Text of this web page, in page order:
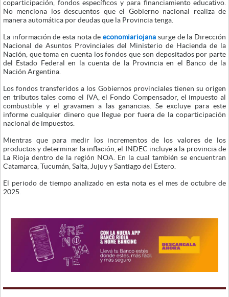
coparticipación, fondos específicos y para financiamiento educativo.
No menciona los descuentos que el Gobierno nacional realiza de
manera automática por deudas que la Provincia tenga.
La información de esta nota deeconomiariojana surge de la Dirección
Nacional de Asuntos Provinciales del Ministerio de Hacienda de la
Nación, que toma en cuenta los fondos que son depositados por parte
del Estado Federal en la cuenta de la Provincia en el Banco de la
Nación Argentina.
Los fondos transferidos a los Gobiernos provinciales tienen su origen
en tributos tales como el IVA, el Fondo Compensador, el impuesto al
combustible y el gravamen a las ganancias. Se excluye para este
informe cualquier dinero que llegue por fuera de la coparticipación
nacional de impuestos.
Mientras que para medir los incrementos de los valores de los
productos y determinar la inflación, el INDEC incluye a la provincia de
La Rioja dentro de la región NOA. En la cual también se encuentran
Catamarca, Tucumán, Salta, Jujuy y Santiago del Estero.
El periodo de tiempo analizado en esta nota es el mes de octubre de
2025.